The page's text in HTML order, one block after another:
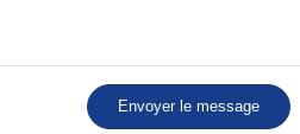
Envoyer le message